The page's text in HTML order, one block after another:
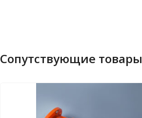
Сопутствующие товары